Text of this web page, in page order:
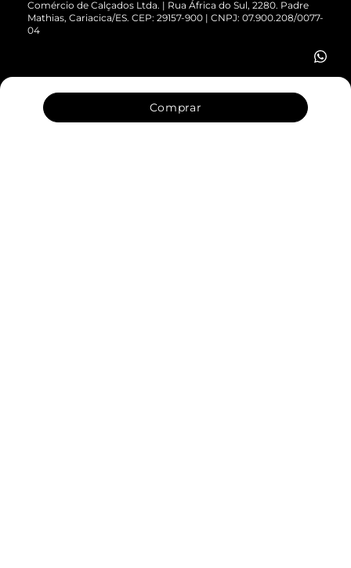
Comprar
Vendas Corporativas
Comércio de Calçados Ltda. | Rua África do Sul, 2280. Padre
Mathias, Cariacica/ES. CEP: 29157-900 | CNPJ: 07.900.208/0077-
04